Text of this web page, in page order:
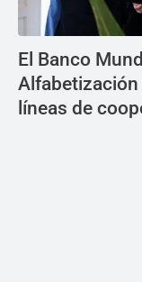
El Banco
Alfabetización
líneas de